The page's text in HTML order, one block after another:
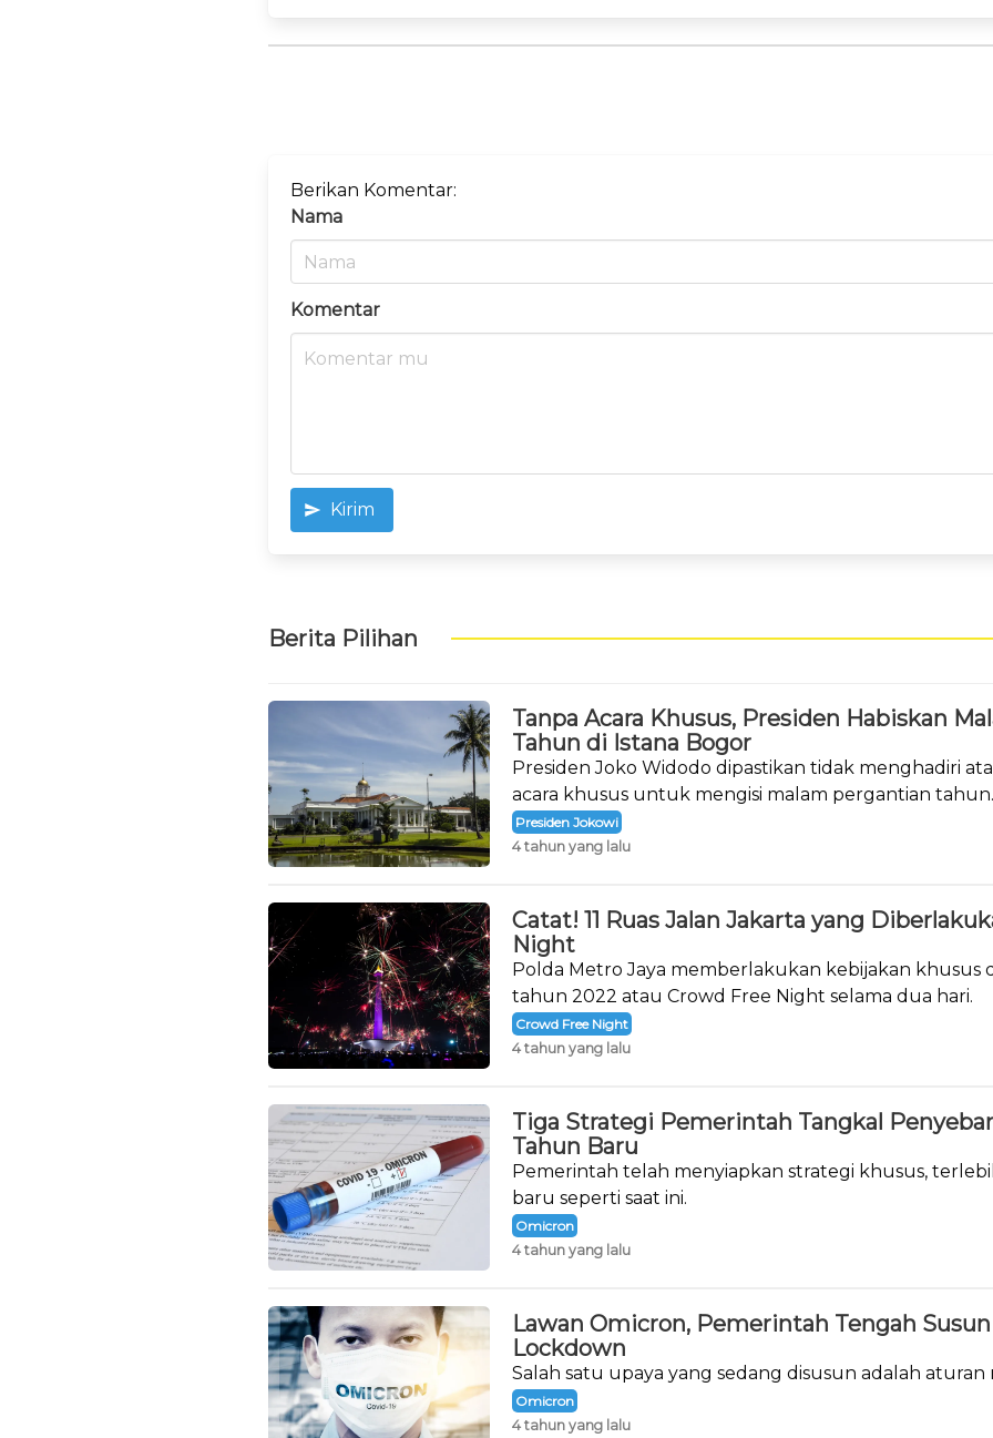
Berikan Komentar:
Nama
Komentar
Kirim
Berita Pilihan
Tanpa Acara Khusus, Presiden Habiskan
Tahun di Istana Bogor
Presiden Joko Widodo dipastikan tidak menghadiri
acara khusus untuk mengisi malam pergantian tahun.
Presiden Jokowi
4 tahun yang lalu
Catat! 11 Ruas Jalan Jakarta yang
Night
Polda Metro Jaya memberlakukan kebijakan khusus
tahun 2022 atau Crowd Free Night selama dua hari.
Crowd Free Night
4 tahun yang lalu
Tiga Strategi Pemerintah Tangkal
Tahun Baru
Pemerintah telah menyiapkan strategi khusus,
baru seperti saat ini.
Omicron
4 tahun yang lalu
Lawan Omicron, Pemerintah Tengah
Lockdown
Salah satu upaya yang sedang disusun adalah
Omicron
4 tahun yang lalu